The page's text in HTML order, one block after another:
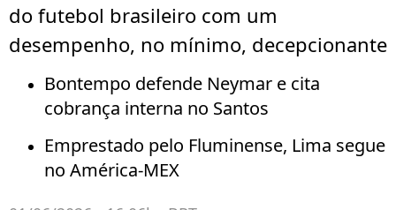
do futebol brasileiro com um
desempenho, no mínimo, decepcionante
Bontempo defende Neymar e cita
cobrança interna no Santos
Emprestado pelo Fluminense, Lima segue
no América-MEX